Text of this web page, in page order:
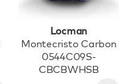
Locman
Montecristo Carbon
0544C09S-
CBCBWHSB